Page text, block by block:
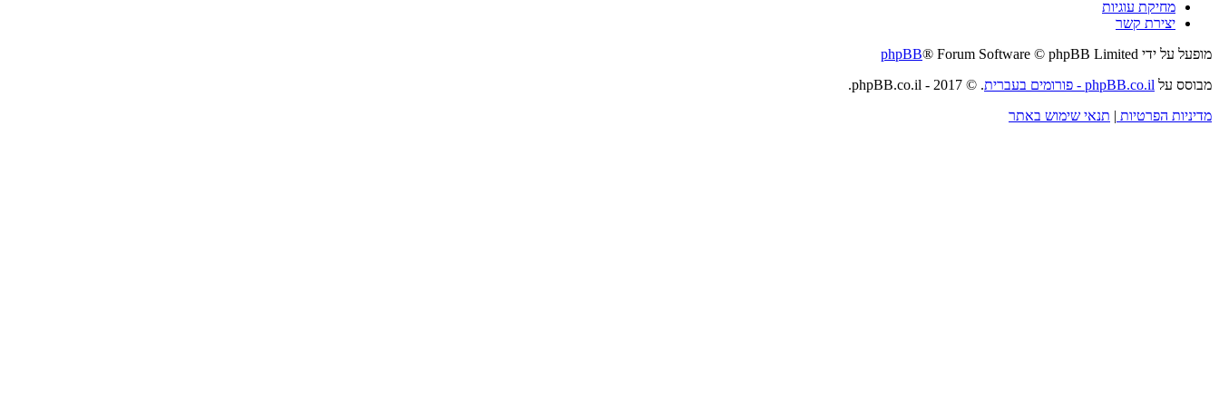
מחיקת עוגיות
יצירת קשר
מופעל על ידי
phpBB® Forum Software © phpBB Limited
מבוסס על phpBB.co.il - פורומים בעברית
. © 2017 - phpBB.co.il.
מדיניות הפרטיות | תנאי שימוש באתר